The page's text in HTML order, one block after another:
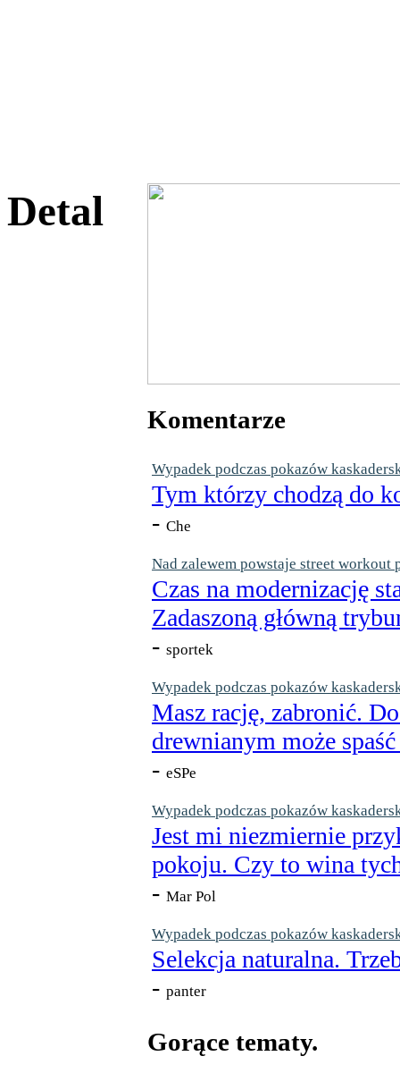
Komentarze
Wypadek podczas pokazów
Tym którzy chodzą do
- Che
Nad zalewem powstaje street workout
Czas na modernizację
Zadaszoną główną
- sportek
Wypadek podczas pokazów
Masz rację, zabronić.
drewnianym może
- eSPe
Wypadek podczas pokazów
Jest mi niezmiernie
pokoju. Czy to wina
- Mar Pol
Wypadek podczas pokazów
Selekcja naturalna.
- panter
Gorące tematy.
Detal